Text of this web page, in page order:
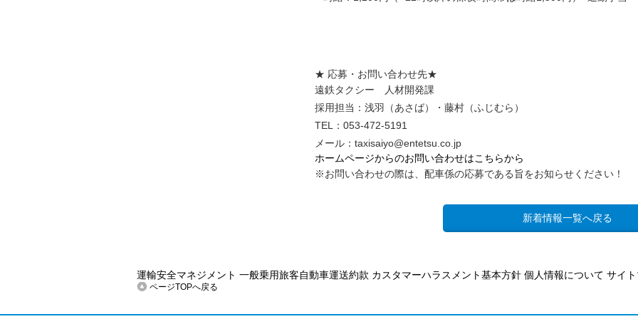
★ 応募・お問い合わせ先★
遠鉄タクシー 人材開発課
採用担当：浅羽（あさば）・藤村（ふじむら）
TEL：053-472-5191
メール：taxisaiyo@entetsu.co.jp
ホームページからのお問い合わせはこちらから
※お問い合わせの際は、配車係の応募である旨をお知らせください！
新着情報一覧へ戻る
運輸安全マネジメント 一般乗用旅客自動車運送約款 カスタマーハラスメント基本方針 個人情報について サイ
ページTOPへ戻る